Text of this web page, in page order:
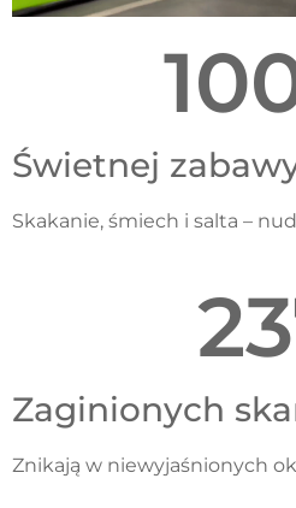
Świetnej
Skakanie, śmiech i salta –
Zaginionych
Znikają w niewyjaśnionych